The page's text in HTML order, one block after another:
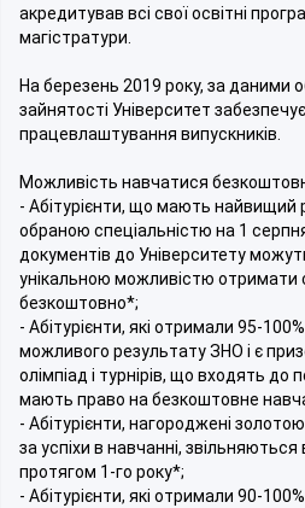
акредитував всі свої освітні
магістратури.
На березень 2019 року, за даними
зайнятості Університет
працевлаштування випускників.
Можливість навчатися
- Абітурієнти, що мають найвищий
обраною спеціальністю на 1
документів до Університету
унікальною можливістю отримати
безкоштовно*;
- Абітурієнти, які отримали 95-
можливого результату ЗНО і є
олімпіад і турнірів, що входять до
мають право на безкоштовне
- Абітурієнти, нагороджені
за успіхи в навчанні,
протягом 1-го року*;
- Абітурієнти, які отримали 90-